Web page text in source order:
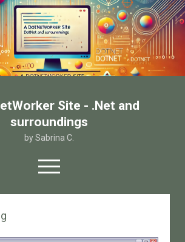
Site - .Net and
surroundings
by Sabrina C.
open
menu
twitterfacebook
email-form